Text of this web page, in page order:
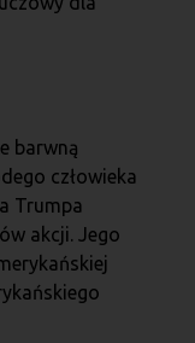
barwną
człowieka
Trumpa
akcji. Jego